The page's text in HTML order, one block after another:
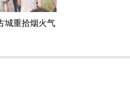
城重拾烟火气